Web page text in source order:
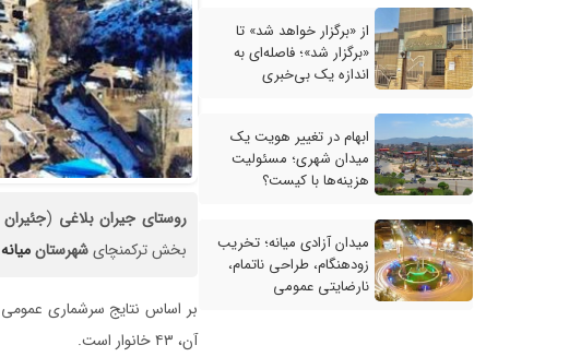
از «برگزار خواهد شد» تا
«برگزار شد»؛ فاصله‌ای به
اندازه یک بی‌خبری
ابهام در تغییر هویت یک
میدان شهری؛ مسئولیت
هزینه‌ها با کیست؟
میدان آزادی میانه؛ تخریب
زودهنگام، طراحی ناتمام،
نارضایتی عمومی
روستای جیران بلاغی (جئیران
بخش ترکمنچایشهرستان میانه
آن، ۴۳ خانوار است.